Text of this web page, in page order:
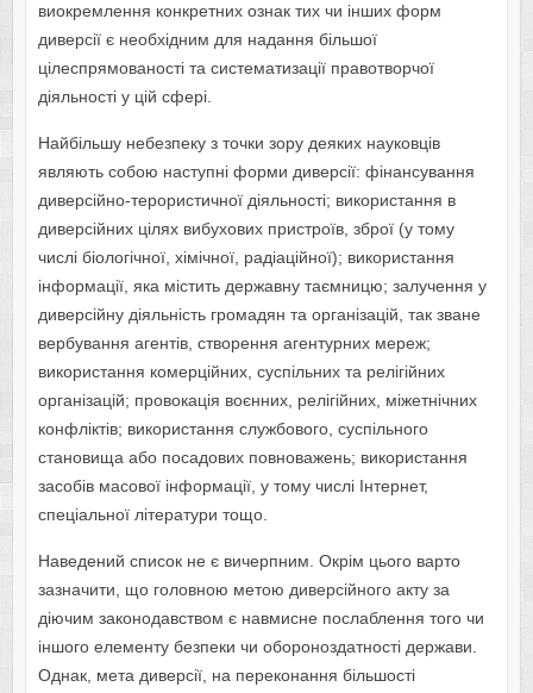
виокремлення конкретних ознак тих чи інших форм
диверсії є необхідним для надання більшої
цілеспрямованості та систематизації правотворчої
діяльності у цій сфері.
Найбільшу небезпеку з точки зору деяких науковців
являють собою наступні форми диверсії: фінансування
диверсійно-терористичної діяльності; використання в
диверсійних цілях вибухових пристроїв, зброї (у тому
числі біологічної, хімічної, радіаційної); використання
інформації, яка містить державну таємницю; залучення у
диверсійну діяльність громадян та організацій, так зване
вербування агентів, створення агентурних мереж;
використання комерційних, суспільних та релігійних
організацій; провокація воєнних, релігійних, міжетнічних
конфліктів; використання службового, суспільного
становища або посадових повноважень; використання
засобів масової інформації, у тому числі Інтернет,
спеціальної літератури тощо.
Наведений список не є вичерпним. Окрім цього варто
зазначити, що головною метою диверсійного акту за
діючим законодавством є навмисне послаблення того чи
іншого елементу безпеки чи обороноздатності держави.
Однак, мета диверсії, на переконання більшості